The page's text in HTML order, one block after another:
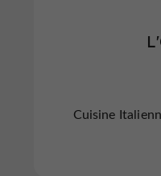
Cuisine